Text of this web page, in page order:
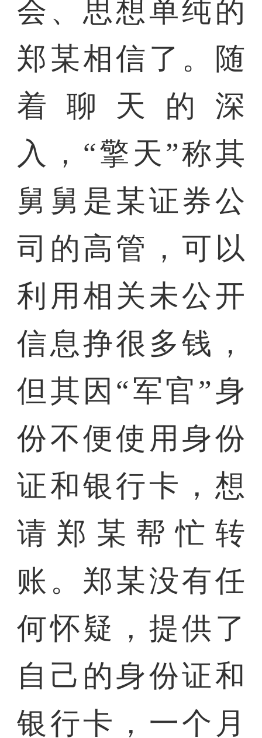
会、思想单纯的
郑某相信了。随
着聊天的深
入，“擎天”称其
舅舅是某证券公
司的高管，可以
利用相关未公开
信息挣很多钱，
但其因“军官”身
份不便使用身份
证和银行卡，想
请郑某帮忙转
账。郑某没有任
何怀疑，提供了
自己的身份证和
银行卡，一个月